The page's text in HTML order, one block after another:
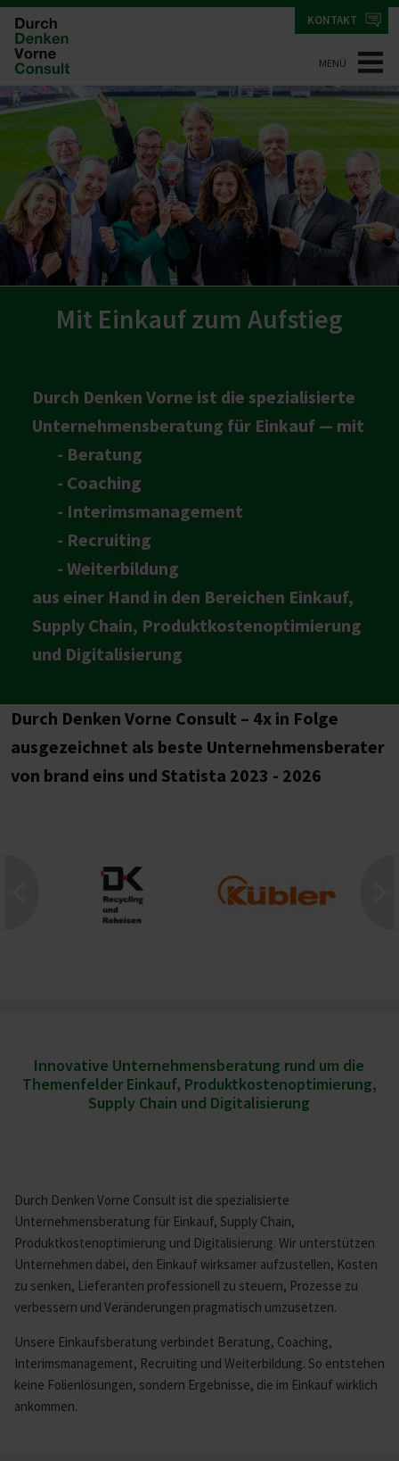
MENÜ
KONTAKT
Mit Einkauf zum Aufstieg
Durch Denken Vorne ist die spezialisierte
Unternehmensberatung für Einkauf — mit
- Beratung
- Coaching
- Interimsmanagement
- Recruiting
- Weiterbildung
aus einer Hand in den Bereichen Einkauf,
Supply Chain, Produktkostenoptimierung
und Digitalisierung
Durch Denken Vorne Consult – 4x in Folge
ausgezeichnet als beste Unternehmensberater
von brand eins und Statista 2023 - 2026
Innovative Unternehmensberatung rund um die
ThemenfelderEinkauf, Produktkostenoptimierung,
Supply Chain und Digitalisierung
Durch Denken Vorne Consult ist die spezialisierte
Unternehmensberatung für Einkauf, Supply Chain,
Produktkostenoptimierung und Digitalisierung. Wir unterstützen
Unternehmen dabei, den Einkauf wirksamer aufzustellen, Kosten
zu senken, Lieferanten professionell zu steuern, Prozesse zu
verbessern und Veränderungen pragmatisch umzusetzen.
Unsere Einkaufsberatung verbindet Beratung, Coaching,
Interimsmanagement, Recruiting und Weiterbildung. So entstehen
keine Folienlösungen, sondern Ergebnisse, die im Einkauf wirklich
ankommen.